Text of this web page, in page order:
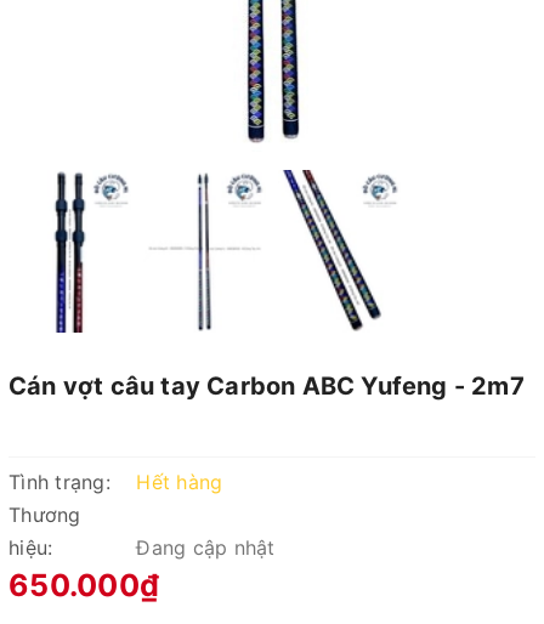
Cán vợt câu tay Carbon ABC Yufeng - 2m7
Tình trạng:
Hết hàng
Thương
hiệu:
Đang cập nhật
650.000₫